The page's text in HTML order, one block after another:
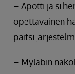
– Apotti ja
opettavainen
paitsi
– Mylabin